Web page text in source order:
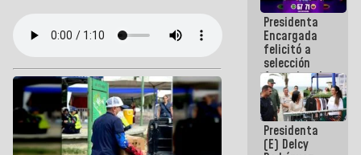
Presidenta
Encargada
felicitó a
selección
femenina de
baloncesto
por su
clasificación
a la
AmeriCup
Presidenta
(E) Delcy